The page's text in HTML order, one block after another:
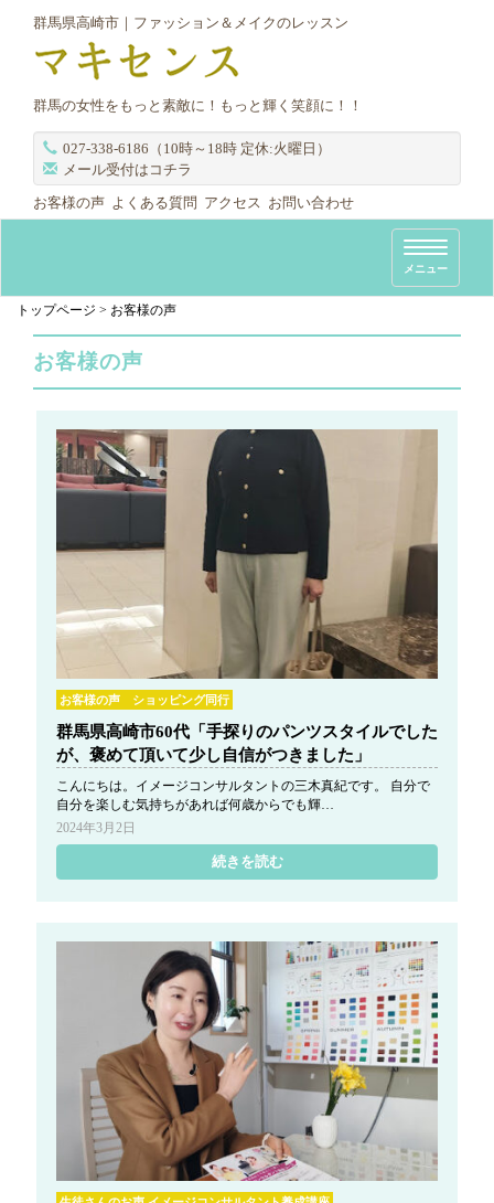
群馬県高崎市｜ファッション＆メイクのレッスン
群馬の女性をもっと素敵に！もっと輝く笑顔に！！
027-338-6186（10時～18時 定休:火曜日）
メール受付はコチラ
お客様の声 よくある質問 アクセス お問い合わせ
T
o
g
e
a
o
n
メニュー
トップページ > お客様の声
お客様の声
お客様の声 ショッピング同行
群馬県高崎市60代「手探りのパンツスタイルでした
が、褒めて頂いて少し自信がつきました」
こんにちは。イメージコンサルタントの三木真紀です。 自分で
自分を楽しむ気持ちがあれば何歳からでも輝…
2024年3月2日
続きを読む